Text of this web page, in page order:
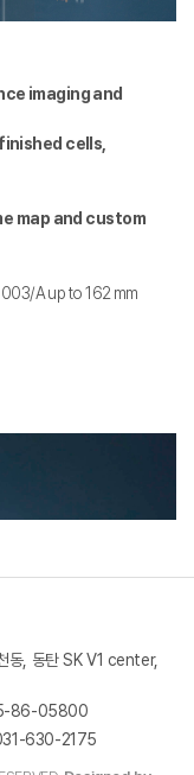
imaging and
cells,
map and custom
A up to 162 mm
동, 동탄 SK V1 center,
86-05800
630-2175